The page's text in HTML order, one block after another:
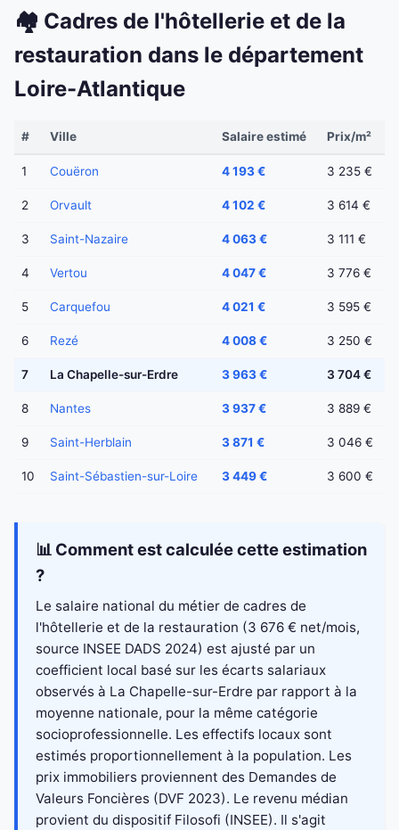
🏘️ Cadres de l'hôtellerie et de la
restauration dans le département
Loire-Atlantique
# Ville Salaire estimé Prix/m²
1 Couëron 4 193 € 3 235 €
2 Orvault 4 102 € 3 614 €
3 Saint-Nazaire 4 063 € 3 111 €
4 Vertou 4 047 € 3 776 €
5 Carquefou 4 021 € 3 595 €
6 Rezé 4 008 € 3 250 €
7 La Chapelle-sur-Erdre 3 963 € 3 704 €
8 Nantes 3 937 € 3 889 €
9 Saint-Herblain 3 871 € 3 046 €
10 Saint-Sébastien-sur-Loire 3 449 € 3 600 €
📊 Comment est calculée cette estimation
?
Le salaire national du métier de cadres de
l'hôtellerie et de la restauration (3 676 € net/mois,
source INSEE DADS 2024) est ajusté par un
coefficient local basé sur les écarts salariaux
observés à La Chapelle-sur-Erdre par rapport à la
moyenne nationale, pour la même catégorie
socioprofessionnelle. Les effectifs locaux sont
estimés proportionnellement à la population. Les
prix immobiliers proviennent des Demandes de
Valeurs Foncières (DVF 2023). Le revenu médian
provient du dispositif Filosofi (INSEE). Il s'agit